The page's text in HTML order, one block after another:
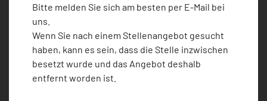
Bitte melden Sie sich am besten per E-Mail bei
uns.
Wenn Sie nach einem Stellenangebot gesucht
haben, kann es sein, dass die Stelle inzwischen
besetzt wurde und das Angebot deshalb
entfernt worden ist.